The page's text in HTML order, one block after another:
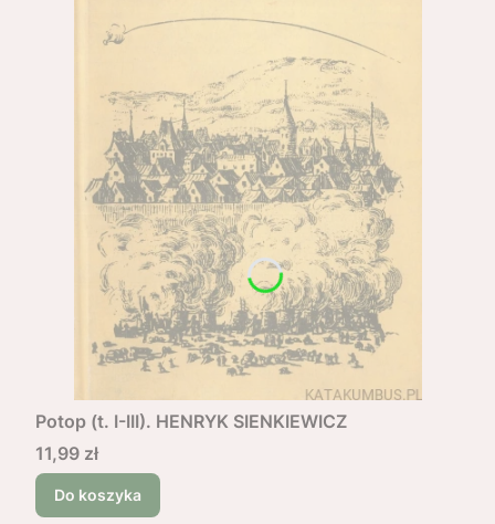
Potop (t. I-III). HENRYK SIENKIEWICZ
Cena
11,99 zł
Do koszyka